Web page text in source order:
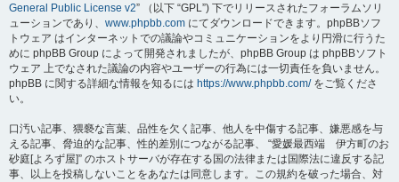
General Public License v2” （以下 “GPL”) 下でリリースされたフォーラムソリ
ューションであり、 www.phpbb.com にてダウンロードできます。phpBBソフ
トウェア はインターネットでの議論やコミュニケーションをより円滑に行うた
めに phpBB Group によって開発されましたが、phpBB Group は phpBBソフト
ウェア 上でなされた議論の内容やユーザーの行為には一切責任を負いません。
phpBB に関する詳細な情報を知るには https://www.phpbb.com/をご覧くださ
い。
口汚い記事、猥褻な言葉、品性を欠く記事、他人を中傷する記事、嫌悪感を与
える記事、脅迫的な記事、性的差別につながる記事、 “愛媛最西端 伊方町のお
砂庭[よろず屋]” のホストサーバが存在する国の法律または国際法に違反する記
事、以上を投稿しないことをあなたは同意します。この規約を破った場合、対